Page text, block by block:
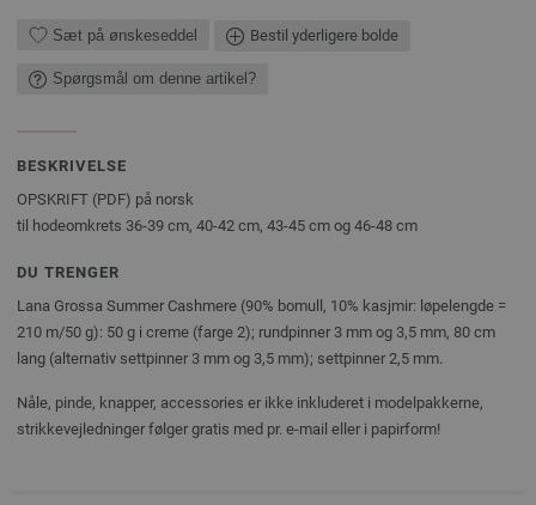
Sæt på ønskeseddel Bestil yderligere bolde
Spørgsmål om denne artikel?
BESKRIVELSE
OPSKRIFT (PDF) på norsk
til hodeomkrets 36-39 cm, 40-42 cm, 43-45 cm og 46-48 cm
DU TRENGER
Lana Grossa Summer Cashmere (90% bomull, 10% kasjmir: løpelengde =
210 m/50 g): 50 g i creme (farge 2); rundpinner 3 mm og 3,5 mm, 80 cm
lang (alternativ settpinner 3 mm og 3,5 mm); settpinner 2,5 mm.
Nåle, pinde, knapper, accessories er ikke inkluderet i modelpakkerne,
strikkevejledninger følger gratis med pr. e-mail eller i papirform!